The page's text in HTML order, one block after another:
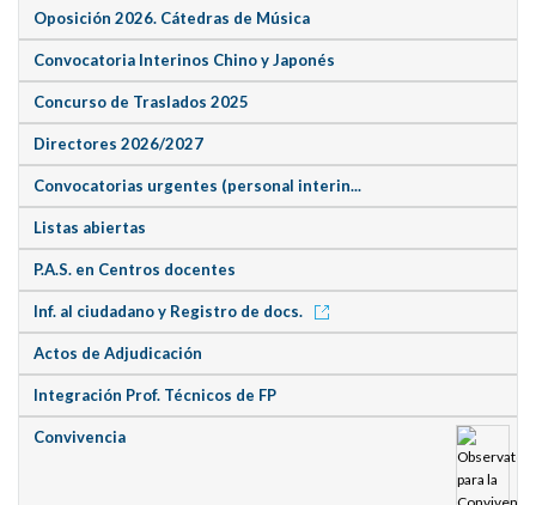
Oposición 2026. Cátedras de Música
Convocatoria Interinos Chino y Japonés
Concurso de Traslados 2025
Directores 2026/2027
Convocatorias urgentes (personal interin...
Listas abiertas
P.A.S. en Centros docentes
Inf. al ciudadano y Registro de docs.
Actos de Adjudicación
Integración Prof. Técnicos de FP
Convivencia